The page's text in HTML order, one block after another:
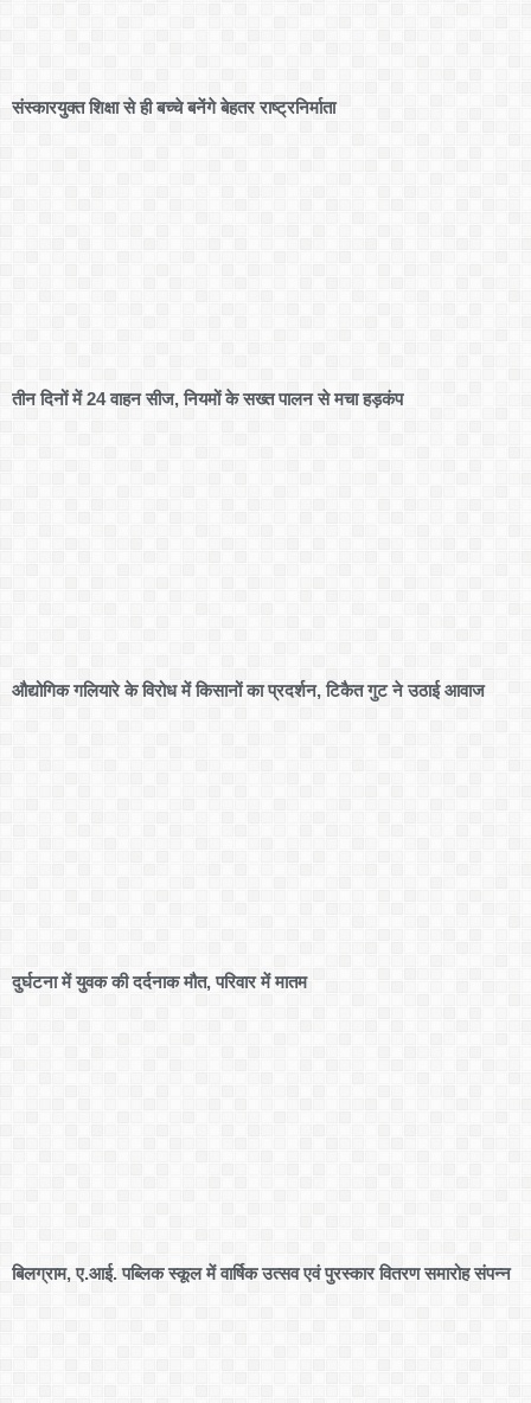
संस्कारयुक्त शिक्षा से ही बच्चे बनेंगे बेहतर राष्ट्रनिर्माता
तीन दिनों में 24 वाहन सीज, नियमों के सख्त पालन से मचा हड़कंप
औद्योगिक गलियारे के विरोध में किसानों का प्रदर्शन, टिकैत गुट ने उठाई आवाज
दुर्घटना में युवक की दर्दनाक मौत, परिवार में मातम
बिलग्राम, ए.आई. पब्लिक स्कूल में वार्षिक उत्सव एवं पुरस्कार वितरण समारोह संपन्न